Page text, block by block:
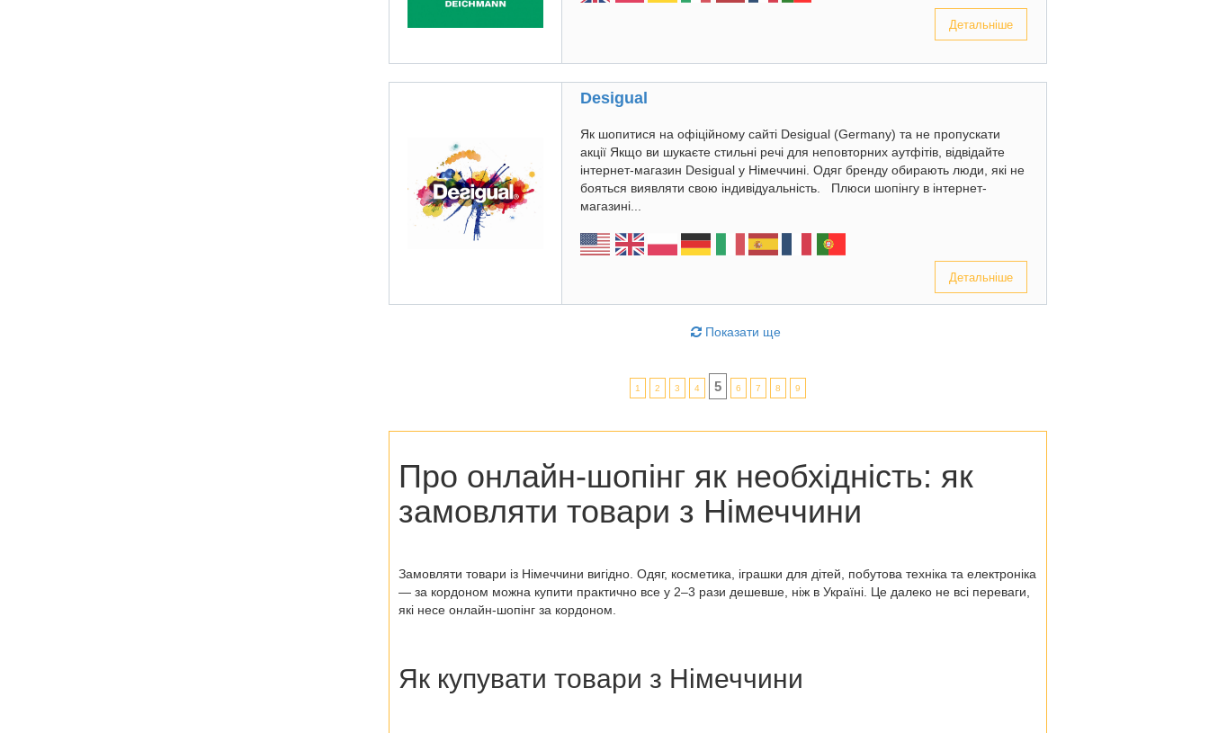
Детальніше
Desigual
Як шопитися на офіційному сайті Desigual (Germany) та не пропускати
акції Якщо ви шукаєте стильні речі для неповторних аутфітів, відвідайте
інтернет-магазин Desigual у Німеччині. Одяг бренду обирають люди, які не
бояться виявляти свою індивідуальність. Плюси шопінгу в інтернет-
магазині...
Детальніше
Показати ще
1 2 3 4 5 6 7 8 9
Про онлайн-шопінг як необхідність: як
замовляти товари з Німеччини
Замовлятитовари із Німеччини вигідно. Одяг, косметика, іграшки для дітей, побутова техніка та електроніка
— за кордоном можна купити практично все у 2–3 рази дешевше, ніж в Україні. Це далеко не всі переваги,
які несе онлайн-шопінг за кордоном.
Як купувати товари з Німеччини